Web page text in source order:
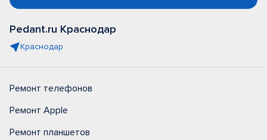
Pedant.ru Краснодар
Краснодар
Ремонт телефонов
Ремонт Apple
Ремонт планшетов